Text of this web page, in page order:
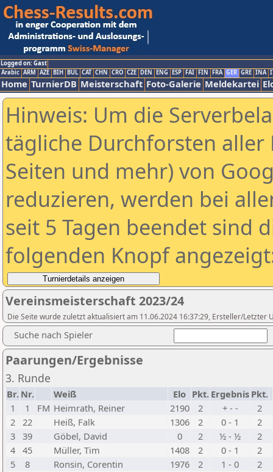
Logged on: Gast
Arabic ARM AZE BIH BUL CAT CHN CRO CZE DEN ENG ESP FAI FIN FRA GER GRE INA
Home TurnierDB Meisterschaft Foto-Galerie Meldekartei
Hinweis: Um die
tägliche Durchforsten aller
Seiten und mehr) von
reduzieren, werden bei
seit 5 Tagen beendet sind
folgenden Knopf
Vereinsmeisterschaft 2023/24
Die Seite wurde zuletzt aktualisiert am 11.06.2024 16:37:29, Ersteller/Letzter
Suche nach Spieler
Paarungen/Ergebnisse
3. Runde
Br. Nr. Weiß Elo Pkt. Ergebnis Pkt.
1
1 FM Heimrath, Reiner 2190 2 + - -
2
2
22 Heiß, Falk 1306 2 0 - 1
2
3
39 Göbel, David 0 2 ½ - ½
2
4
45 Müller, Tim 1408 2 0 - 1
2
5
8 Ronsin, Corentin 1976 2 1 - 0
2